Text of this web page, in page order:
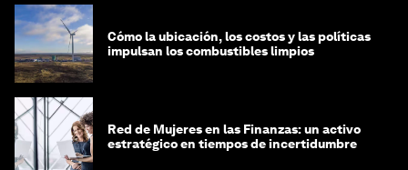
Cómo la ubicación, los costos y las políticas
impulsan los combustibles limpios
Red de Mujeres en las Finanzas: un activo
estratégico en tiempos de incertidumbre